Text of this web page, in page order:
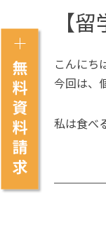
【
こんにち
今回は、
私は食べ